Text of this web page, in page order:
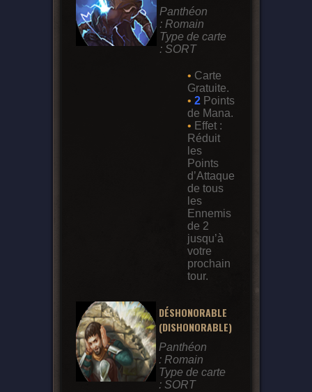
Panthéon
: Romain
Type de carte
: SORT
• Carte
Gratuite.
• 2Points
de Mana.
• Effet :
Réduit
les
Points
d’Attaque
de tous
les
Ennemis
de 2
jusqu’à
votre
prochain
tour.
DÉSHONORABLE
(DISHONORABLE)
Panthéon
: Romain
Type de carte
: SORT